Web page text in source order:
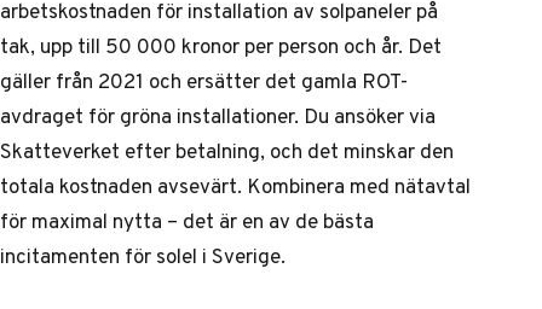
arbetskostnaden för installation av solpaneler på
tak, upp till 50 000 kronor per person och år. Det
gäller från 2021 och ersätter det gamla ROT-
avdraget för gröna installationer. Du ansöker via
Skatteverket efter betalning, och det minskar den
totala kostnaden avsevärt. Kombinera med nätavtal
för maximal nytta – det är en av de bästa
incitamenten för solel i Sverige.